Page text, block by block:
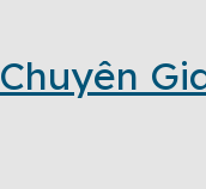
Chuyên